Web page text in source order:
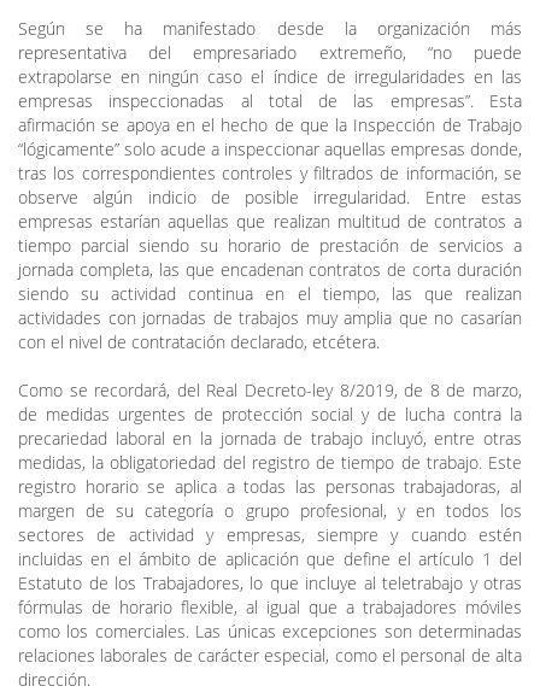
Según se ha manifestado desde la organización más
representativa del empresariado extremeño, “no puede
extrapolarse en ningún caso el índice de irregularidades en las
empresas inspeccionadas al total de las empresas”. Esta
afirmación se apoya en el hecho de que la Inspección de Trabajo
“lógicamente” solo acude a inspeccionar aquellas empresas donde,
tras los correspondientes controles y filtrados de información, se
observe algún indicio de posible irregularidad. Entre estas
empresas estarían aquellas que realizan multitud de contratos a
tiempo parcial siendo su horario de prestación de servicios a
jornada completa, las que encadenan contratos de corta duración
siendo su actividad continua en el tiempo, las que realizan
actividades con jornadas de trabajos muy amplia que no casarían
con el nivel de contratación declarado, etcétera.
Como se recordará, del Real Decreto-ley 8/2019, de 8 de marzo,
de medidas urgentes de protección social y de lucha contra la
precariedad laboral en la jornada de trabajo incluyó, entre otras
medidas, la obligatoriedad del registro de tiempo de trabajo. Este
registro horario se aplica a todas las personas trabajadoras, al
margen de su categoría o grupo profesional, y en todos los
sectores de actividad y empresas, siempre y cuando estén
incluidas en el ámbito de aplicación que define el artículo 1 del
Estatuto de los Trabajadores, lo que incluye al teletrabajo y otras
fórmulas de horario flexible, al igual que a trabajadores móviles
como los comerciales. Las únicas excepciones son determinadas
relaciones laborales de carácter especial, como el personal de alta
dirección.